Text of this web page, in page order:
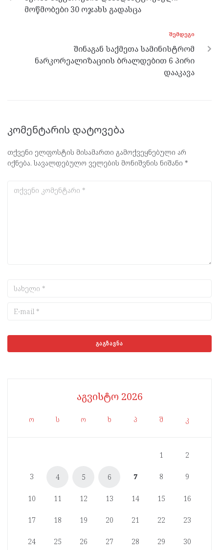
k p
მოწმობები 30 ოჯახს გადასცა
ᲨᲔᲛᲓᲔᲒᲘ
შინაგან საქმეთა სამინისტრომ
ნარკორეალიზაციის ბრალდებით 6 პირი
დააკავა
კომენტარის დატოვება
თქვენი ელფოსტის მისამართი გამოქვეყნებული არ
იქნება. სავალდებულო ველების მონიშვნის ნიშანი *
აგვისტო 2026
ო ს ო ხ პ შ კ
1 2
3 4 5 6 7 8 9
10 11 12 13 14 15 16
17 18 19 20 21 22 23
24 25 26 27 28 29 30